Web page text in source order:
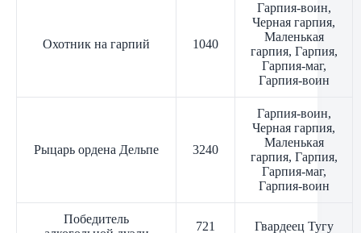
Охотник на гарпий 1040
Гарпия-воин,
Черная гарпия,
Маленькая
гарпия, Гарпия,
Гарпия-маг,
Гарпия-воин
Рыцарь ордена Дельпе 3240
Гарпия-воин,
Черная гарпия,
Маленькая
гарпия, Гарпия,
Гарпия-маг,
Гарпия-воин
Победитель
721 Гвардеец Тугу